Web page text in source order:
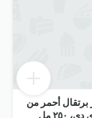
أحمر من
٢٥٠ مل